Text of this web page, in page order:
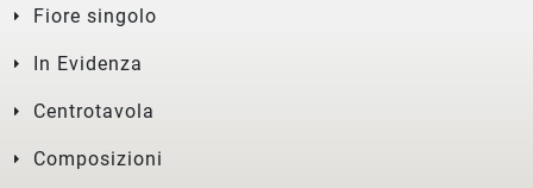
Fiore singolo
In Evidenza
Centrotavola
Composizioni